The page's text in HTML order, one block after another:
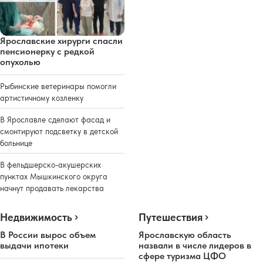
Ярославские хирурги спасли
пенсионерку с редкой
опухолью
Рыбинские ветеринары помогли
артистичному козленку
В Ярославле сделают фасад и
смонтируют подсветку в детской
больнице
В фельдшерско-акушерских
пунктах Мышкинского округа
начнут продавать лекарства
Недвижимость
В России вырос объем
выдачи ипотеки
Путешествия
Ярославскую область
назвали в числе лидеров в
сфере туризма ЦФО